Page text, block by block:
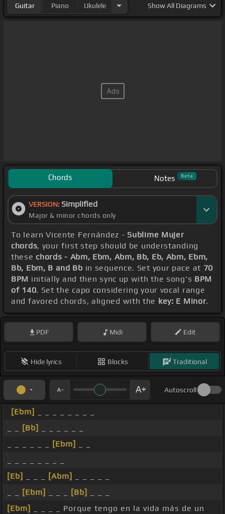
Guitar Piano Ukulele ShowAll Diagrams
Chords Notes Beta
VERSION: Simplified
Major & minor chords only
To learn Vicente Fernández - Sublime Mujer
chords, your first step should be understanding
these chords - Abm, Ebm, Abm, Bb, Eb, Abm, Ebm,
Bb, Ebm, B and Bb in sequence. Set your pace at 70
BPM initially and then sync up with the song's BPM
of 140. Set the capo considering your vocal range
and favored chords, aligned with the key: E Minor.
PDF Midi Edit
Hide lyrics Blocks Traditional
Autoscroll
[Ebm]
[Bb]
[Ebm]
[Eb]
[Abm]
[Ebm] [Bb]
[Ebm]
_ _ _ _ Porque tengo en la vida más de un